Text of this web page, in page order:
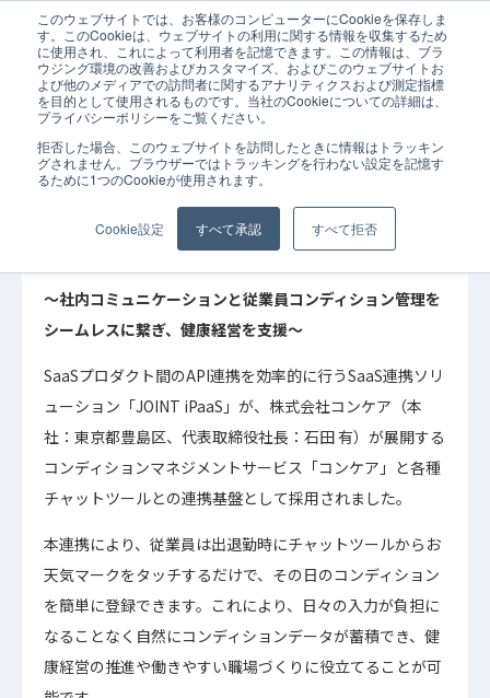
このウェブサイトでは、お客様のコンピューターにCookieを保存しま
す。このCookieは、ウェブサイトの利用に関する情報を収集するため
に使用され、これによって利用者を記憶できます。この情報は、ブラ
ウジング環境の改善およびカスタマイズ、およびこのウェブサイトお
よび他のメディアでの訪問者に関するアナリティクスおよび測定指標
を目的として使用されるものです。当社のCookieについての詳細は、
プライバシーポリシーをご覧ください。
拒否した場合、このウェブサイトを訪問したときに情報はトラッキン
グされません。ブラウザーではトラッキングを行わない設定を記憶す
るために1つのCookieが使用されます。
Cookie設定 すべて承認 すべて拒否
ホーム お知らせ 「JOINT iPaaS」を活用し、メンタル天気予報「コン
2025年10月28日 お知らせ
「JOINT iPaaS」を活用し、メンタル天気予報
「コンケア」がチャット連携を開始
～社内コミュニケーションと従業員コンディション管理を
シームレスに繋ぎ、健康経営を支援～
SaaSプロダクト間のAPI連携を効率的に行うSaaS連携ソリ
ューション「JOINT iPaaS」が、株式会社コンケア（本
社：東京都豊島区、代表取締役社長：石田 有）が展開する
コンディションマネジメントサービス「コンケア」と各種
チャットツールとの連携基盤として採用されました。
本連携により、従業員は出退勤時にチャットツールからお
天気マークをタッチするだけで、その日のコンディション
を簡単に登録できます。これにより、日々の入力が負担に
なることなく自然にコンディションデータが蓄積でき、健
康経営の推進や働きやすい職場づくりに役立てることが可